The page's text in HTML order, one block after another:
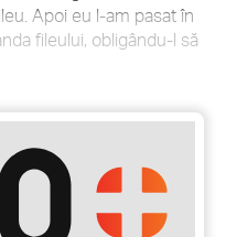
Apoi eu l-am pasat în
fileului, obligându-l să